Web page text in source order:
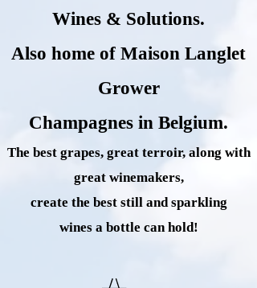
Wines & Solutions.
Also home of Maison Langlet
Grower
Champagnes in Belgium.
The best grapes, great terroir, along with
great winemakers,
create the best still and sparkling
wines a bottle can hold!